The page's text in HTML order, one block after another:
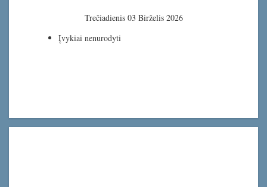
Trečiadienis 03 Birželis 2026
Įvykiai nenurodyti